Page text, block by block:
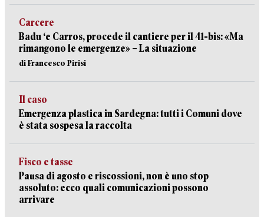
Carcere
Badu ‘e Carros, procede il cantiere per il 41-bis: «Ma
rimangono le emergenze» – La situazione
di Francesco Pirisi
Il caso
Emergenza plastica in Sardegna: tutti i Comuni dove
è stata sospesa la raccolta
Fisco e tasse
Pausa di agosto e riscossioni, non è uno stop
assoluto: ecco quali comunicazioni possono
arrivare